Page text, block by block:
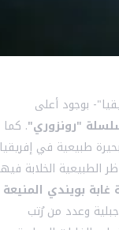
بوجود أعلى
"رونزوري". كما
طبيعية في
الطبيعية الخلابة
غابة بويندي المنيعة
أكثر من 300 غوريلا جبلية وعدد من رُتب